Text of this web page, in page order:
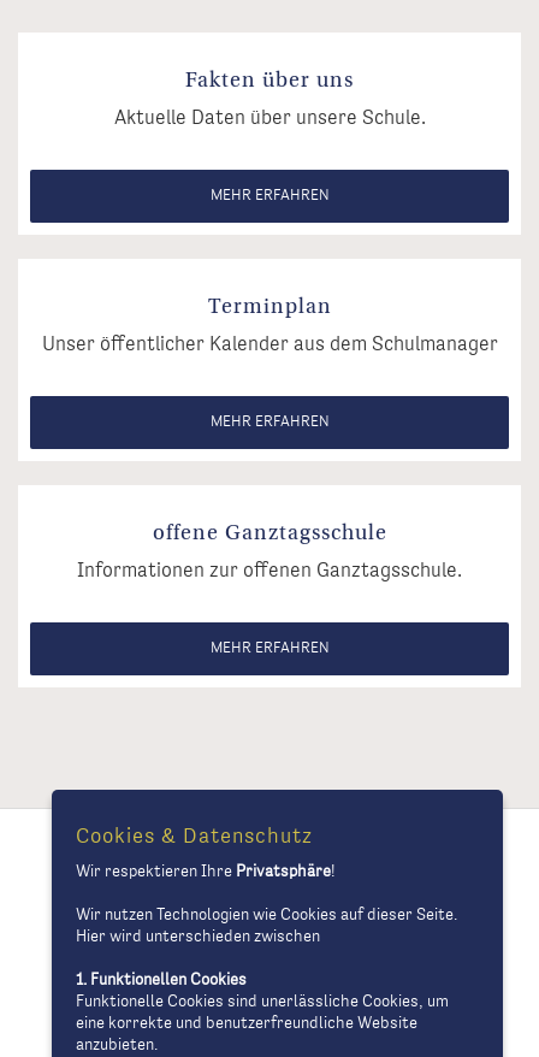
Fakten über uns
Aktuelle Daten über unsere Schule.
MEHR ERFAHREN
Terminplan
Unser öffentlicher Kalender aus dem Schulmanager
MEHR ERFAHREN
offene Ganztagsschule
Informationen zur offenen Ganztagsschule.
MEHR ERFAHREN
Schule
Die vier Säulen unseres Schulprofils
Fakten über uns
Das Schulteam
Schulchronik
Cookies & Datenschutz
Wir respektieren Ihre Privatsphäre!
Wir nutzen Technologien wie Cookies auf dieser Seite.
Hier wird unterschieden zwischen
1. Funktionellen Cookies
Funktionelle Cookies sind unerlässliche Cookies, um
eine korrekte und benutzerfreundliche Website
anzubieten.